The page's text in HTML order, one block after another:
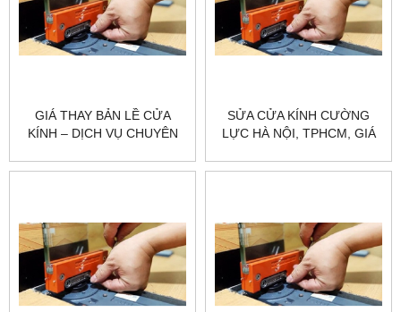
GIÁ THAY BẢN LỀ CỬA
KÍNH – DỊCH VỤ CHUYÊN
SỬA CỬA KÍNH CƯỜNG
LỰC HÀ NỘI, TPHCM, GIÁ